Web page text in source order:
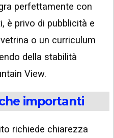
perfettamente con
è privo di pubblicità e
o un curriculum
della stabilità
View.
importanti
richiede chiarezza